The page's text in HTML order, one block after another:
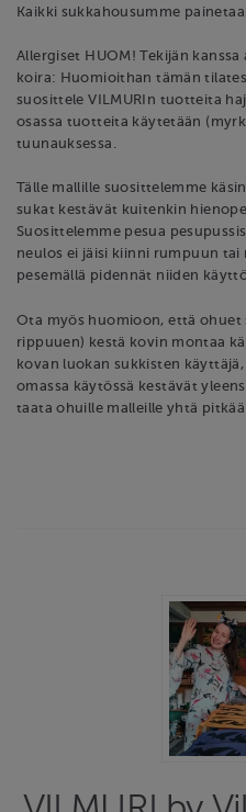
Kaikki sukkahousumme
Allergiset HUOM! Tekijän
koira: Huomioithan tämän
suosittele VILMURIn tuotteita
osassa tuotteita käytetään
tuunauksessa.
Tälle mallille suosittelemme
sukat kestävät kuitenkin
Suosittelemme pesua
neulos ei jäisi kiinni rumpuun
pesemällä pidennät niiden
Ota myös huomioon, että
rippuuen) kestä kovin montaa
kovan luokan sukkisten
omassa käytössä kestävät
taata ohuille malleille yhtä